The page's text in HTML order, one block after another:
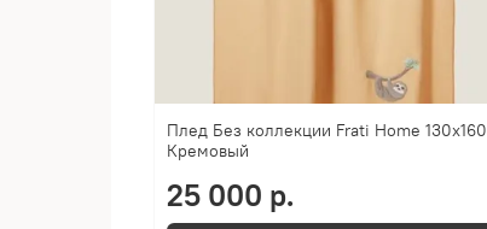
Плед Без коллекции Frati Home 130x160
Кремовый
25 000 р.